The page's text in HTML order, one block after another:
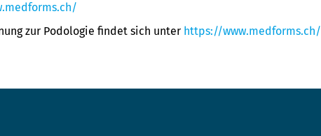
zur Podologie findet sich unter https://www.medforms.ch/